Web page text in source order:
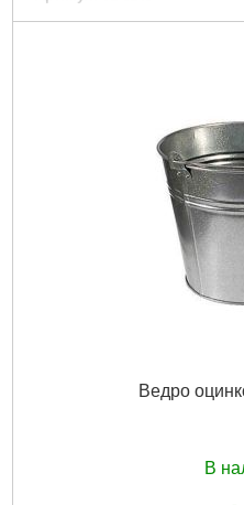
Код товара: 10.71.01
Ведро
В